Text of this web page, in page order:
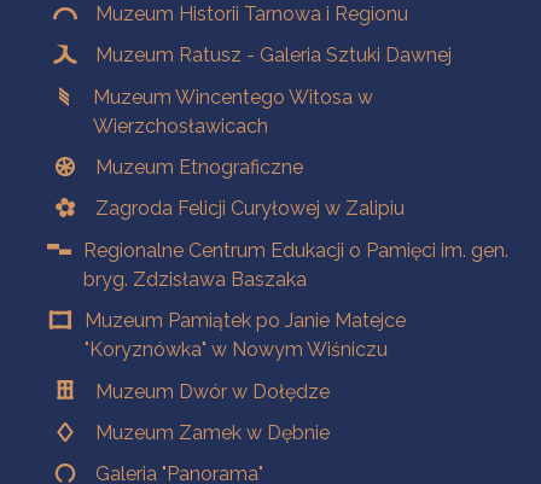
Muzeum Historii Tarnowa i Regionu
Muzeum Ratusz - Galeria Sztuki Dawnej
Muzeum Wincentego Witosa w
Wierzchosławicach
Muzeum Etnograficzne
Zagroda Felicji Curyłowej w Zalipiu
Regionalne Centrum Edukacji o Pamięci im. gen.
bryg. Zdzisława Baszaka
Muzeum Pamiątek po Janie Matejce
"Koryznówka" w Nowym Wiśniczu
Muzeum Dwór w Dołędze
Muzeum Zamek w Dębnie
Galeria "Panorama"